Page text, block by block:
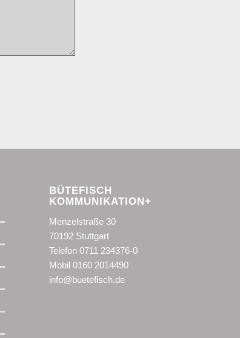
BÜTEFISCH
KOMMUNIKATION+
Menzelstraße 30
70192 Stuttgart
Telefon 0711 234376-0
Mobil 0160 2014490
info@buetefisch.de